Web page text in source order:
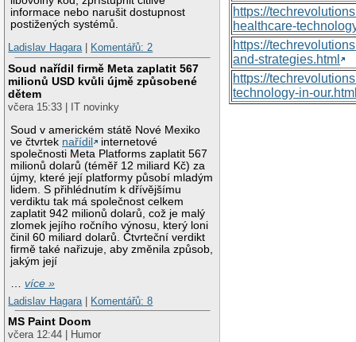
informace nebo narušit dostupnost
postižených systémů.
Ladislav Hagara| Komentářů: 2
Soud nařídil firmě Meta zaplatit 567
milionů USD kvůli újmě způsobené
dětem
včera 15:33 | IT novinky
Soud v americkém státě Nové Mexiko
ve čtvrtek nařídil
internetové
společnosti Meta Platforms zaplatit 567
milionů dolarů (téměř 12 miliard Kč) za
újmy, které její platformy působí mladým
lidem. S přihlédnutím k dřívějšímu
verdiktu tak má společnost celkem
zaplatit 942 milionů dolarů, což je malý
zlomek jejího ročního výnosu, který loni
činil 60 miliard dolarů. Čtvrteční verdikt
firmě také nařizuje, aby změnila způsob,
jakým její
…více »
Ladislav Hagara
Komentářů: 8
MS Paint Doom
včera 12:44 | Humor
https://
healthcare-
https://
and-strategies.html
https://
technology-in-